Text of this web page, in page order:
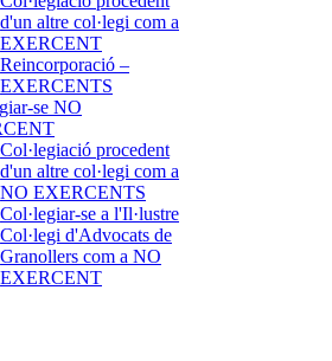
d'un altre col·legi com a
EXERCENT
Reincorporació –
EXERCENTS
se NO
Col·legiació procedent
d'un altre col·legi com a
NO EXERCENTS
Col·legiar-se a l'Il·lustre
Col·legi d'Advocats de
Granollers com a NO
EXERCENT